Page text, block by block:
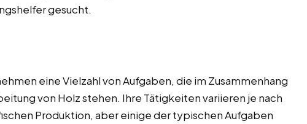
gesucht.
eine Vielzahl von Aufgaben, die im Zusammenhang
von Holz stehen. Ihre Tätigkeiten variieren je nach
Produktion, aber einige der typischen Aufgaben